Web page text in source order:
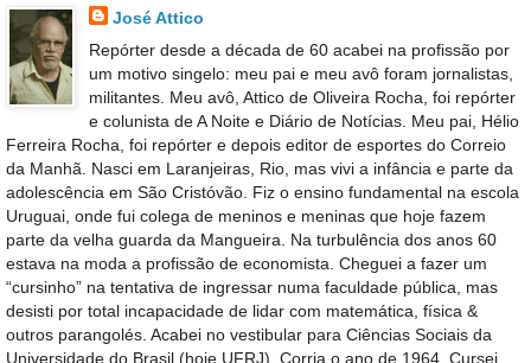
José Attico
Repórter desde a década de 60 acabei na profissão por
um motivo singelo: meu pai e meu avô foram jornalistas,
militantes. Meu avô, Attico de Oliveira Rocha, foi repórter
e colunista de A Noite e Diário de Notícias. Meu pai, Hélio
Ferreira Rocha, foi repórter e depois editor de esportes do Correio
da Manhã. Nasci em Laranjeiras, Rio, mas vivi a infância e parte da
adolescência em São Cristóvão. Fiz o ensino fundamental na escola
Uruguai, onde fui colega de meninos e meninas que hoje fazem
parte da velha guarda da Mangueira. Na turbulência dos anos 60
estava na moda a profissão de economista. Cheguei a fazer um
“cursinho” na tentativa de ingressar numa faculdade pública, mas
desisti por total incapacidade de lidar com matemática, física &
outros parangolés. Acabei no vestibular para Ciências Sociais da
Universidade do Brasil (hoje UFRJ). Corria o ano de 1964. Cursei